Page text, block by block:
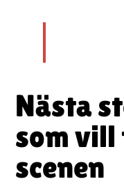
Nästa
som vill
scenen